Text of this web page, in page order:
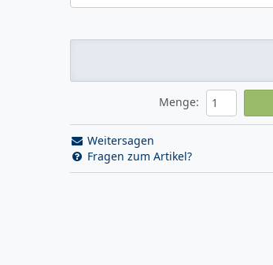
Menge:
Weitersagen
Fragen zum Artikel?